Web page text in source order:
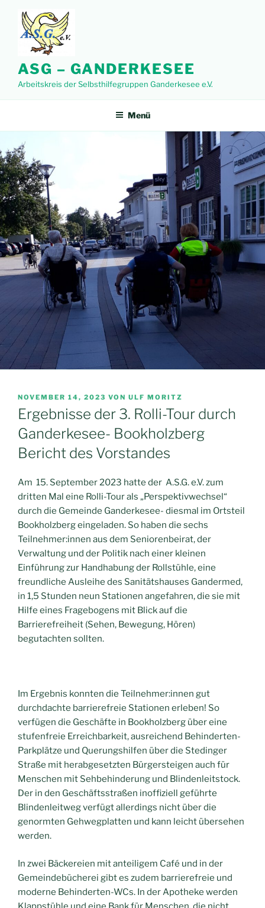
Inhalt
springen
ASG – GANDERKESEE
Arbeitskreis der Selbsthilfegruppen Ganderkesee e.V.
Menü
VERÖFFENTLICHT
AM
NOVEMBER 14, 2023 VON ULF MORITZ
Ergebnisse der 3. Rolli-Tour durch
Ganderkesee- Bookholzberg
Bericht des Vorstandes
Am 15. September 2023 hatte der A.S.G. e.V. zum
dritten Mal eine Rolli-Tour als „Perspektivwechsel“
durch die Gemeinde Ganderkesee- diesmal im Ortsteil
Bookholzberg eingeladen. So haben die sechs
Teilnehmer:innen aus dem Seniorenbeirat, der
Verwaltung und der Politik nach einer kleinen
Einführung zur Handhabung der Rollstühle, eine
freundliche Ausleihe des Sanitätshauses Gandermed,
in 1,5 Stunden neun Stationen angefahren, die sie mit
Hilfe eines Fragebogens mit Blick auf die
Barrierefreiheit (Sehen, Bewegung, Hören)
begutachten sollten.
Im Ergebnis konnten die Teilnehmer:innen gut
durchdachte barrierefreie Stationen erleben! So
verfügen die Geschäfte in Bookholzberg über eine
stufenfreie Erreichbarkeit, ausreichend Behinderten-
Parkplätze und Querungshilfen über die Stedinger
Straße mit herabgesetzten Bürgersteigen auch für
Menschen mit Sehbehinderung und Blindenleitstock.
Der in den Geschäftsstraßen inoffiziell geführte
Blindenleitweg verfügt allerdings nicht über die
genormten Gehwegplatten und kann leicht übersehen
werden.
In zwei Bäckereien mit anteiligem Café und in der
Gemeindebücherei gibt es zudem barrierefreie und
moderne Behinderten-WCs. In der Apotheke werden